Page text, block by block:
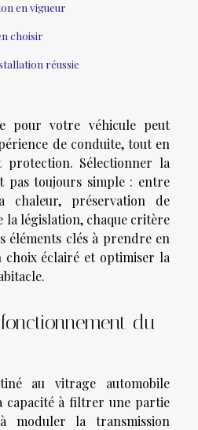
en vigueur
choisir
réussie
pour votre véhicule peut
de conduite, tout en
Sélectionner la
pas toujours simple : entre
chaleur, préservation de
la législation, chaque critère
éléments clés à prendre en
éclairé et optimiser la
du
au vitrage automobile
capacité à filtrer une partie
moduler la transmission